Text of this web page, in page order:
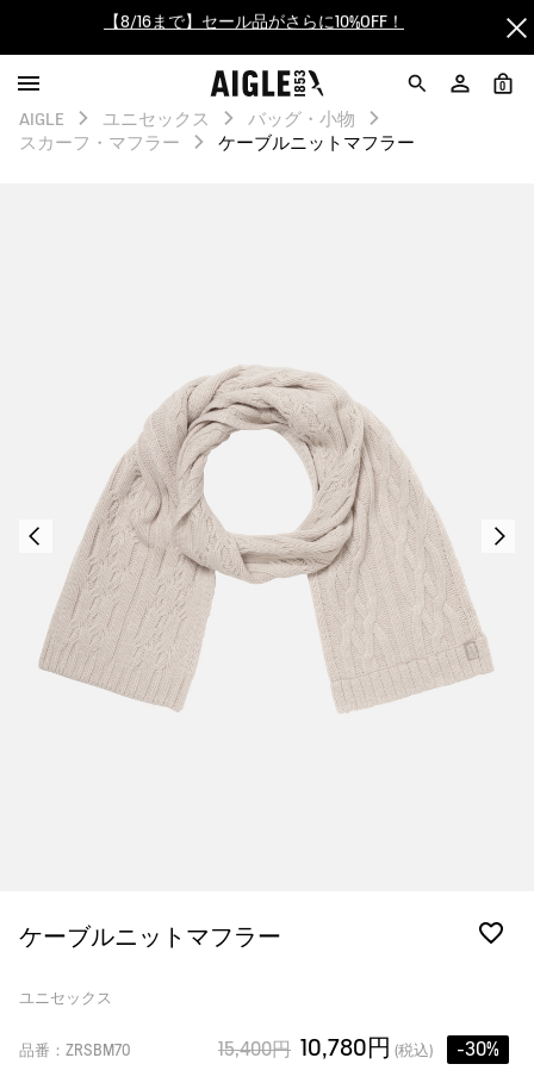
【最大50%OFF】FINAL SALEがスタート！
ログイン/会員登録で送料＆返品無料
AIGLE CLUB ポイントサービス終了のお知らせ
AIGLE CLUB ポイントサービス終了のお知らせ
0
AIGLE ユニセックス
バッグ・小物
スカーフ・マフラー
ケーブルニットマフラー
ケーブルニットマフラー
ユニセックス
品番：ZRSBM70 15,400円 10,780円 (税込) -30%